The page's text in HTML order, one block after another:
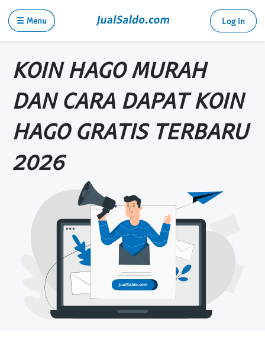
☰ Menu Log in
KOIN HAGO MURAH
DAN CARA DAPAT KOIN
HAGO GRATIS TERBARU
2026